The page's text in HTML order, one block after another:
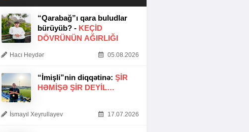
“Qarabağ”ı qara buludlar
bürüyüb? - KEÇID
DÖVRÜNÜN AĞIRLIĞI
Hacı Heydər 05.08.2026
“İmişli”nin diqqətinə: ŞIR
HƏMIŞƏ ŞIR DEYIL…
İsmayıl Xeyrullayev 17.07.2026